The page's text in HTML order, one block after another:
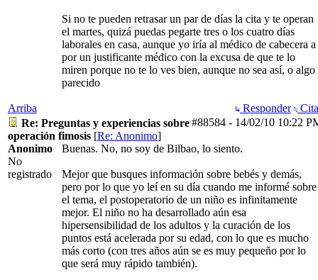
Si no te pueden retrasar un par de días la cita y te operan
el martes, quizá puedas pegarte tres o los cuatro días
laborales en casa, aunque yo iría al médico de cabecera a
por un justificante médico con la excusa de que te lo
miren porque no te lo ves bien, aunque no sea así, o algo
parecido
Arriba Responder
#88584 - 14/02/10 10:22
Re: Preguntas y experiencias sobre
operación fimosis [Re: Anonimo]
Anonimo
No
registrado
Buenas. No, no soy de Bilbao, lo siento.
Mejor que busques información sobre bebés y demás,
pero por lo que yo leí en su día cuando me informé sobre
el tema, el postoperatorio de un niño es infinitamente
mejor. El niño no ha desarrollado aún esa
hipersensibilidad de los adultos y la curación de los
puntos está acelerada por su edad, con lo que es mucho
más corto (con tres años aún se es muy pequeño por lo
que será muy rápido también).